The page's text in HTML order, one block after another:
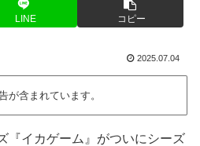
LINE コピー
2025.07.04
が含まれています。
『イカゲーム』がついにシーズ